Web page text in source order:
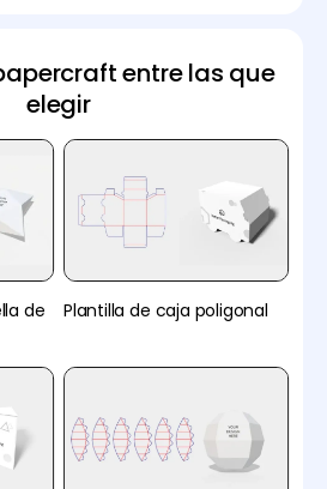
entre las que
elegir
de
Plantilla de caja poligonal